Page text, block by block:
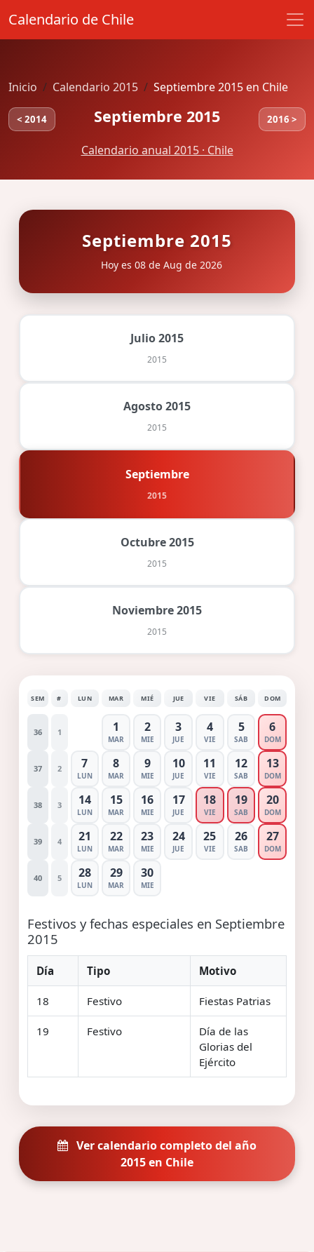
Calendario de Chile
Inicio Calendario 2015 Septiembre 2015 en Chile
< 2014 Septiembre 2015 2016 >
Calendario anual 2015 · Chile
Septiembre 2015
Hoy es 08 de Aug de 2026
Julio 2015
2015
Agosto 2015
2015
Septiembre
2015
Octubre 2015
2015
Noviembre 2015
2015
SEM # LUN MAR MIÉ JUE VIE SÁB DOM
36 1 1
MAR
2
MIE
3
JUE
4
VIE
5
SAB
6
DOM
37 2 7
LUN
8
MAR
9
MIE
10
JUE
11
VIE
12
SAB
13
DOM
38 3 14
LUN
15
MAR
16
MIE
17
JUE
18
VIE
19
SAB
20
DOM
39 4 21
LUN
22
MAR
23
MIE
24
JUE
25
VIE
26
SAB
27
DOM
40 5 28
LUN
29
MAR
30
MIE
Festivos y fechas especiales en Septiembre
2015
Día Tipo Motivo
18 Festivo Fiestas Patrias
19 Festivo
Día de las
Glorias del
Ejército
Ver calendario completo del año
2015 en Chile